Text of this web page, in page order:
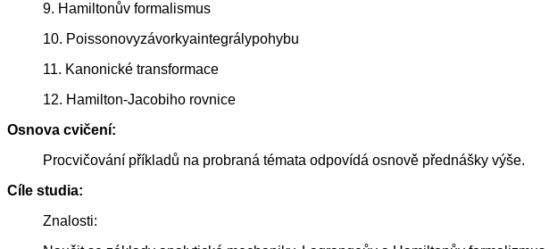
9. Hamiltonův formalismus
10. Poissonovyzávorkyaintegrálypohybu
11. Kanonické transformace
12. Hamilton-Jacobiho rovnice
Osnova cvičení:
Procvičování příkladů na probraná témata odpovídá osnově přednášky výše.
Cíle studia:
Znalosti: